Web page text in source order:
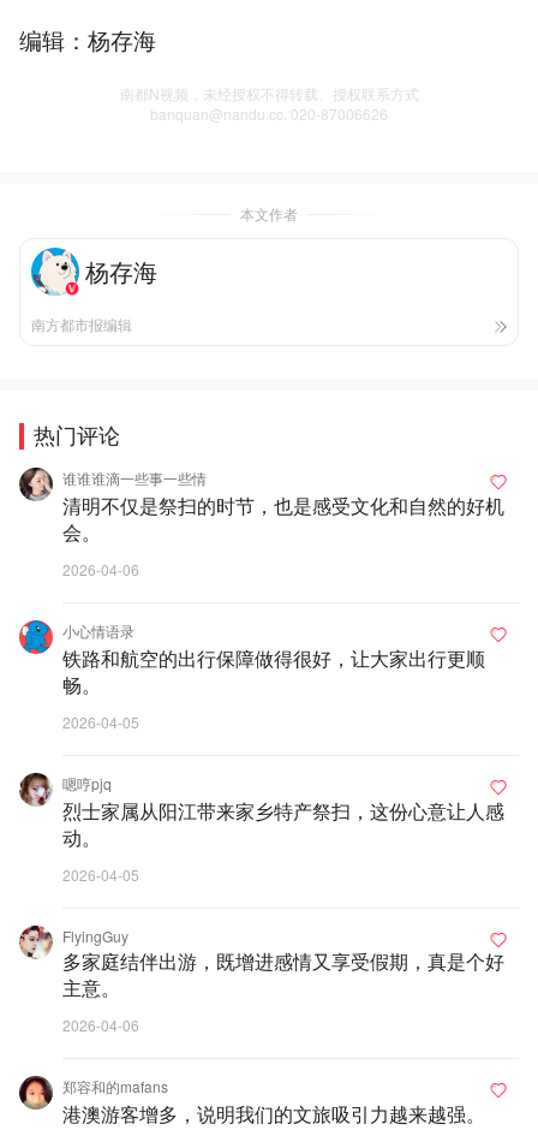
编辑：杨存海
南都N视频，未经授权不得转载、授权联系方式
banquan@nandu.cc. 020-87006626
本文作者
杨存海
南方都市报编辑
热门评论
谁谁谁滴一些事一些情
清明不仅是祭扫的时节，也是感受文化和自然的好机
会。
2026-04-06
小心情语录
铁路和航空的出行保障做得很好，让大家出行更顺
畅。
2026-04-05
嗯哼pjq
烈士家属从阳江带来家乡特产祭扫，这份心意让人感
动。
2026-04-05
FlyingGuy
多家庭结伴出游，既增进感情又享受假期，真是个好
主意。
2026-04-06
郑容和的mafans
港澳游客增多，说明我们的文旅吸引力越来越强。